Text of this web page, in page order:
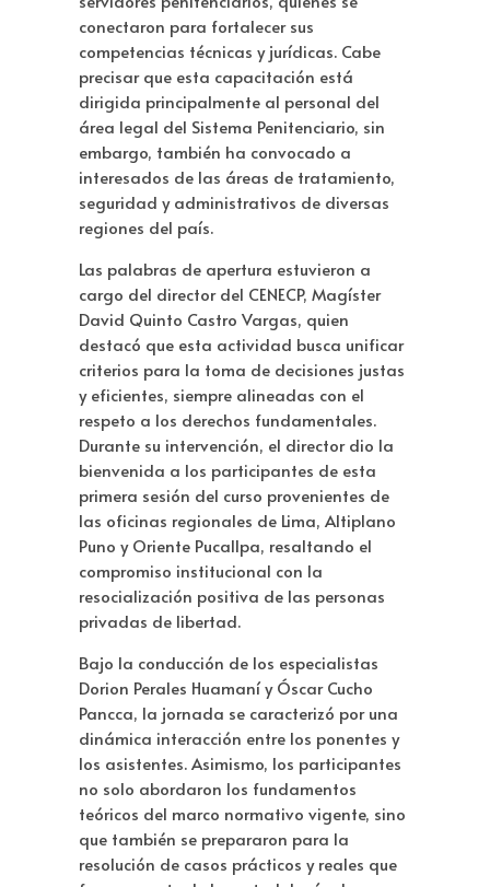
conectaron para fortalecer sus
competencias técnicas y jurídicas. Cabe
precisar que esta capacitación está
dirigida principalmente al personal del
área legal del Sistema Penitenciario, sin
embargo, también ha convocado a
interesados de las áreas de tratamiento,
seguridad y administrativos de diversas
regiones del país.
Las palabras de apertura estuvieron a
cargo del director del CENECP, Magíster
David Quinto Castro Vargas, quien
destacó que esta actividad busca unificar
criterios para la toma de decisiones justas
y eficientes, siempre alineadas con el
respeto a los derechos fundamentales.
Durante su intervención, el director dio la
bienvenida a los participantes de esta
primera sesión del curso provenientes de
las oficinas regionales de Lima, Altiplano
Puno y Oriente Pucallpa, resaltando el
compromiso institucional con la
resocialización positiva de las personas
privadas de libertad.
Bajo la conducción de los especialistas
Dorion Perales Huamaní y Óscar Cucho
Pancca, la jornada se caracterizó por una
dinámica interacción entre los ponentes y
los asistentes. Asimismo, los participantes
no solo abordaron los fundamentos
teóricos del marco normativo vigente, sino
que también se prepararon para la
resolución de casos prácticos y reales que